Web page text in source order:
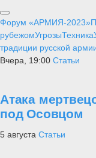
Форум «АРМИЯ-2023»
рубежомУгрозыТехника
традиции русской
Вчера, 19:00 Статьи
Атака
под Осовцом
5 августа Статьи